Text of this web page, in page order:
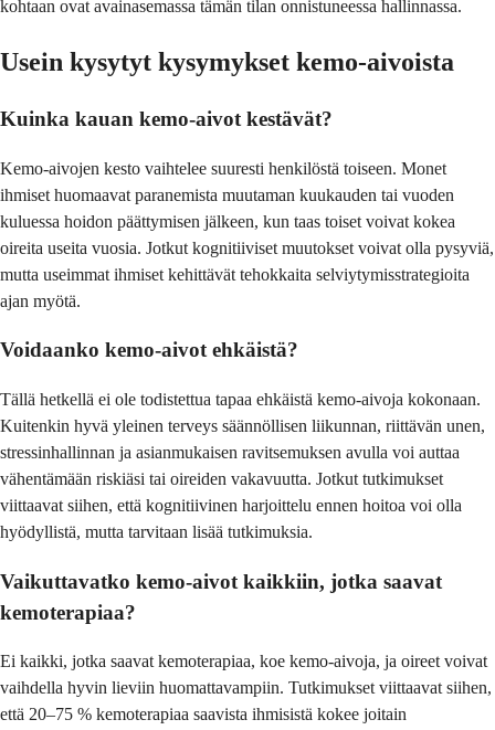
kohtaan ovat avainasemassa tämän tilan onnistuneessa hallinnassa.
Usein kysytyt kysymykset kemo-aivoista
Kuinka kauan kemo-aivot kestävät?
Kemo-aivojen kesto vaihtelee suuresti henkilöstä toiseen. Monet
ihmiset huomaavat paranemista muutaman kuukauden tai vuoden
kuluessa hoidon päättymisen jälkeen, kun taas toiset voivat kokea
oireita useita vuosia. Jotkut kognitiiviset muutokset voivat olla pysyviä,
mutta useimmat ihmiset kehittävät tehokkaita selviytymisstrategioita
ajan myötä.
Voidaanko kemo-aivot ehkäistä?
Tällä hetkellä ei ole todistettua tapaa ehkäistä kemo-aivoja kokonaan.
Kuitenkin hyvä yleinen terveys säännöllisen liikunnan, riittävän unen,
stressinhallinnan ja asianmukaisen ravitsemuksen avulla voi auttaa
vähentämään riskiäsi tai oireiden vakavuutta. Jotkut tutkimukset
viittaavat siihen, että kognitiivinen harjoittelu ennen hoitoa voi olla
hyödyllistä, mutta tarvitaan lisää tutkimuksia.
Vaikuttavatko kemo-aivot kaikkiin, jotka saavat
kemoterapiaa?
Ei kaikki, jotka saavat kemoterapiaa, koe kemo-aivoja, ja oireet voivat
vaihdella hyvin lieviin huomattavampiin. Tutkimukset viittaavat siihen,
että 20–75 % kemoterapiaa saavista ihmisistä kokee joitain